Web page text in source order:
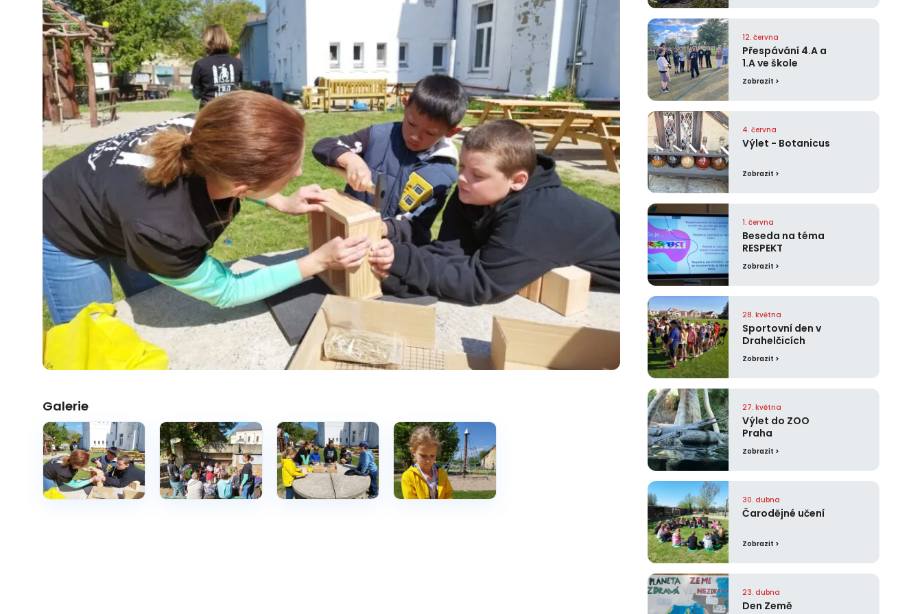
Galerie
12. června
Přespávání 4.A a
1.A ve škole
Zobrazit >
4. června
Výlet - Botanicus
Zobrazit >
1. června
Beseda na téma
RESPEKT
Zobrazit >
28. května
Sportovní den v
Drahelčicích
Zobrazit >
27. května
Výlet do ZOO
Praha
Zobrazit >
30. dubna
Čarodějné učení
Zobrazit >
23. dubna
Den Země